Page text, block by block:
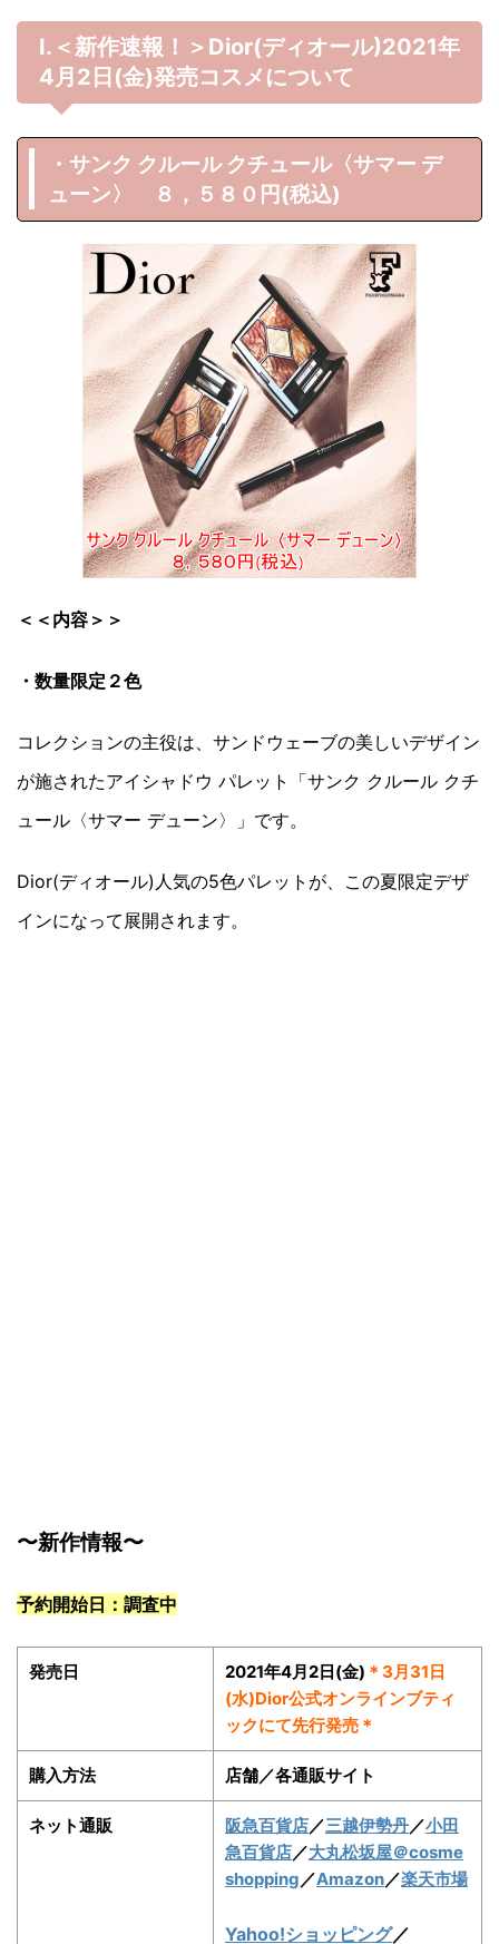
Ⅰ.＜新作速報！＞Dior(ディオール)2021年
4月2日(金)発売コスメについて
・サンク クルール クチュール〈サマー デ
ューン〉 ８，５８０円(税込)
＜＜内容＞＞
・数量限定２色
コレクションの主役は、サンドウェーブの美しいデザイン
が施されたアイシャドウ パレット「サンク クルール クチ
ュール〈サマー デューン〉」です。
Dior(ディオール)人気の5色パレットが、この夏限定デザ
インになって展開されます。
〜新作情報〜
予約開始日：調査中
発売日 2021年4月2日(金) ＊3月31日
(水)Dior公式オンラインブティ
ックにて先行発売＊
購入方法 店舗／各通販サイト
ネット通販 阪急百貨店／三越伊勢丹／小田
急百貨店／大丸松坂屋＠cosme
shopping／Amazon／楽天市場
Yahoo!ショッピング／